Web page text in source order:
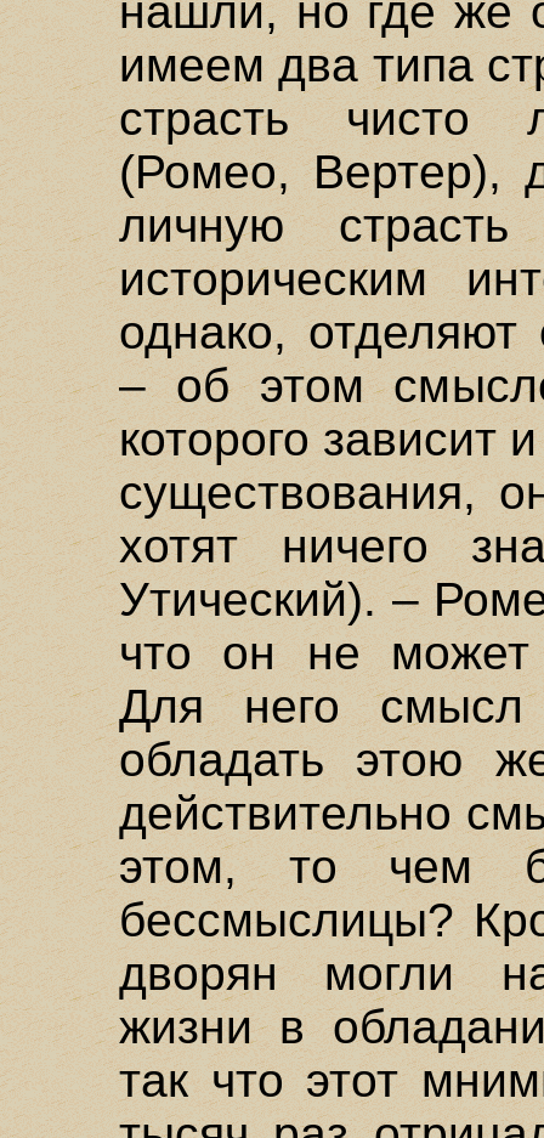
нашли, но где же
имеем два типа
страсть чисто
(Ромео, Вертер),
личную
историческим
однако,
– об этом
которого зависит
существования,
хотят ничего
Утический). –
что он не может
Для него
обладать этою
действительно
этом, то чем
бессмыслицы?
дворян могли
жизни в
так что этот